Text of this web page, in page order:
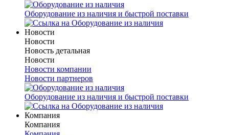
Оборудование из наличия и быстрой поставки
Новости
Новости
Новость детальная
Новости
Новости компании
Новости партнеров
Оборудование из наличия и быстрой поставки
Компания
Компания